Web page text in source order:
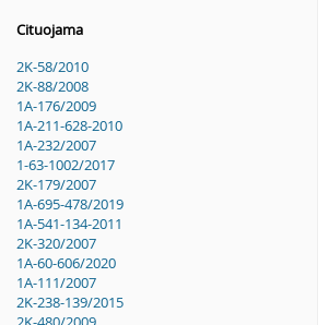
Cituojama
2K-58/2010
2K-88/2008
1A-176/2009
1A-211-628-2010
1A-232/2007
1-63-1002/2017
2K-179/2007
1A-695-478/2019
1A-541-134-2011
2K-320/2007
1A-60-606/2020
1A-111/2007
2K-238-139/2015